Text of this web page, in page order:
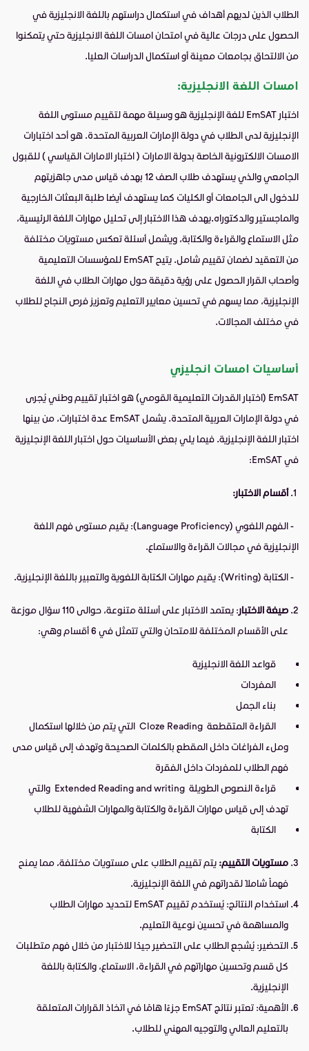
الطلاب الذين لديهم أهداف في استكمال دراستهم باللغة الانجليزية في
الحصول على درجات عالية في امتحان امسات اللغة الانجليزية حتي يتمكنوا
من الالتحاق بجامعات معينة أو استكمال الدراسات العليا.
امسات اللغة الانجليزية:
اختبار EmSAT
للغة الإنجليزية هو وسيلة مهمة لتقييم مستوى اللغة
الإنجليزية لدى الطلاب في دولة الإمارات العربية المتحدة. هو أحد اختبارات
الامسات الالكترونية الخاصة بدولة الامارات ( اختبار الامارات القياسي ) للقبول
الجامعي والذي يستهدف طلاب الصف 12 بهدف قياس مدى جاهزيتهم
للدخول الى الجامعات أو الكليات كما يستهدف أيضا طلبة البعثات الخارجية
والماجستير والدكتوراه.يهدف هذا الاختبار إلى تحليل مهارات اللغة الرئيسية،
مثل الاستماع والقراءة والكتابة، ويشمل أسئلة تعكس مستويات مختلفة
من التعقيد لضمان تقييم شامل. يتيح EmSAT للمؤسسات التعليمية
وأصحاب القرار الحصول على رؤية دقيقة حول مهارات الطلاب في اللغة
الإنجليزية، مما يسهم في تحسين معايير التعليم وتعزيز فرص النجاح للطلاب
في مختلف المجالات.
أساسيات امسات انجليزي
EmSAT (اختبار القدرات التعليمية القومي) هو اختبار تقييم وطني يُجرى
في دولة الإمارات العربية المتحدة. يشمل EmSAT عدة اختبارات، من بينها
اختبار اللغة الإنجليزية. فيما يلي بعض الأساسيات حول اختبار اللغة الإنجليزية
في EmSAT:
أقسام الاختبار:
- الفهم اللغوي (Language Proficiency): يقيم مستوى فهم اللغة
الإنجليزية في مجالات القراءة والاستماع.
- الكتابة (Writing): يقيم مهارات الكتابة اللغوية والتعبير باللغة الإنجليزية.
صيغة الاختبار
: يعتمد الاختبار على أسئلة متنوعة، حوالى 110 سؤال موزعة
على الأقسام المختلفة للامتحان والتي تتمثل في 6 أقسام وهي:
قواعد اللغة الانجليزية
المفردات
بناء الجمل
القراءة المتقطعة Cloze Reading التي يتم من خلالها استكمال
وملء الفراغات داخل المقطع بالكلمات الصحيحة وتهدف إلى قياس مدى
فهم الطلاب للمفردات داخل الفقرة
قراءة النصوص الطويلة Extended Reading and writing والتي
تهدف إلى قياس مهارات القراءة والكتابة والمهارات الشفهية للطلاب
الكتابة
مستويات التقييم: يتم تقييم الطلاب على مستويات مختلفة، مما يمنح
فهماً شاملاً لقدراتهم في اللغة الإنجليزية.
استخدام النتائج: يُستخدم تقييم EmSAT لتحديد مهارات الطلاب
والمساهمة في تحسين نوعية التعليم.
التحضير: يُشجع الطلاب على التحضير جيدًا للاختبار من خلال فهم متطلبات
كل قسم وتحسين مهاراتهم في القراءة، الاستماع، والكتابة باللغة
الإنجليزية.
الأهمية: تعتبر نتائج EmSAT جزءًا هامًا في اتخاذ القرارات المتعلقة
بالتعليم العالي والتوجيه المهني للطلاب.